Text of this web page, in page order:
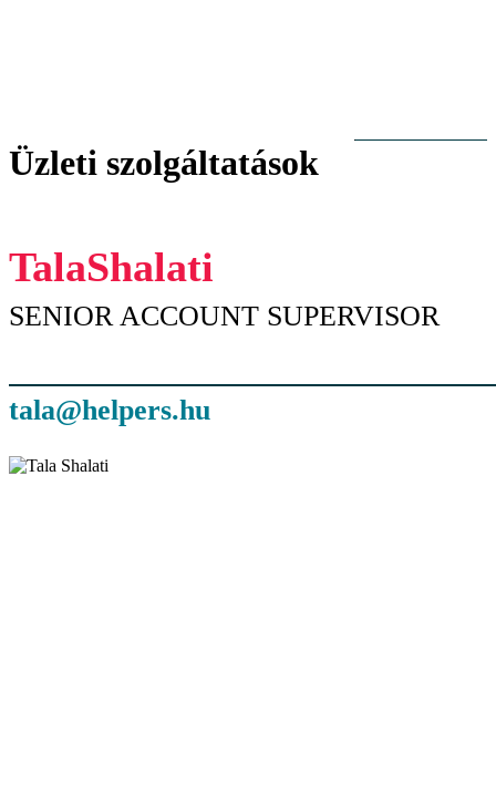
Üzleti szolgáltatások
TalaShalati
SENIOR ACCOUNT SUPERVISOR
tala@helpers.hu